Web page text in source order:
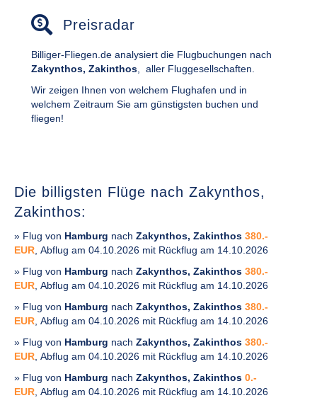
Preisradar
Billiger-Fliegen.de analysiert die Flugbuchungen nach
Zakynthos, Zakinthos
aller Fluggesellschaften.
Wir zeigen Ihnen von welchem Flughafen und in
welchem Zeitraum Sie am günstigsten buchen und
fliegen!
Die billigsten Flüge nach Zakynthos,
Zakinthos:
» Flug von Hamburg nach Zakynthos, Zakinthos 380.-
EUR , Abflug am 04.10.2026 mit Rückflug am 14.10.2026
» Flug von Hamburg nach Zakynthos, Zakinthos 380.-
EUR , Abflug am 04.10.2026 mit Rückflug am 14.10.2026
» Flug von Hamburg nach Zakynthos, Zakinthos 380.-
EUR , Abflug am 04.10.2026 mit Rückflug am 14.10.2026
» Flug von Hamburg nach Zakynthos, Zakinthos 380.-
EUR , Abflug am 04.10.2026 mit Rückflug am 14.10.2026
» Flug von Hamburg nach Zakynthos, Zakinthos 0.-
EUR , Abflug am 04.10.2026 mit Rückflug am 14.10.2026